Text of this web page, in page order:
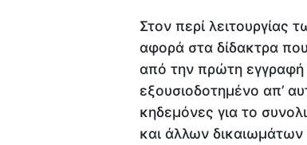
Στον περί λειτουργίας
αφορά στα δίδακτρα
από την πρώτη εγγραφή
εξουσιοδοτημένο απ’
κηδεμόνες για το
και άλλων